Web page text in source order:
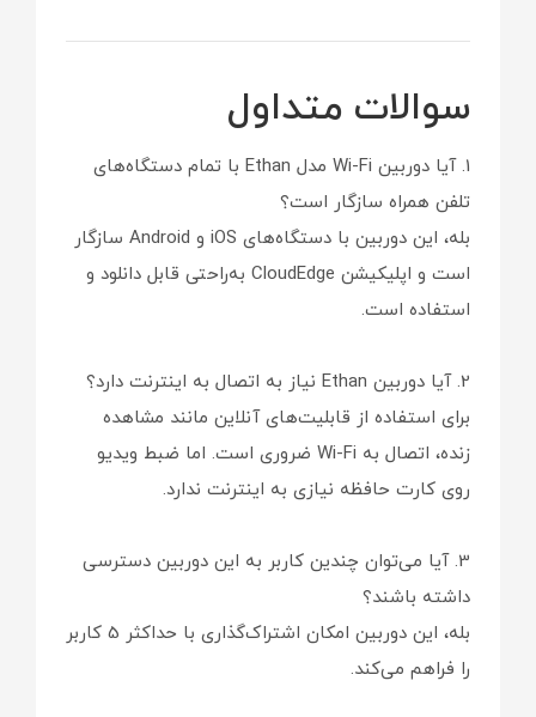
سوالات متداول
1. آیا دوربین Wi-Fi مدل Ethan با تمام دستگاه‌های
تلفن همراه سازگار است؟
بله، این دوربین با دستگاه‌های iOS و Android سازگار
است و اپلیکیشن CloudEdge به‌راحتی قابل دانلود و
استفاده است.
2. آیا دوربین Ethan نیاز به اتصال به اینترنت دارد؟
برای استفاده از قابلیت‌های آنلاین مانند مشاهده
زنده، اتصال به Wi-Fi ضروری است. اما ضبط ویدیو
روی کارت حافظه نیازی به اینترنت ندارد.
3. آیا می‌توان چندین کاربر به این دوربین دسترسی
داشته باشند؟
بله، این دوربین امکان اشتراک‌گذاری با حداکثر 5 کاربر
را فراهم می‌کند.